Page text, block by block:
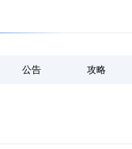
公告 攻略